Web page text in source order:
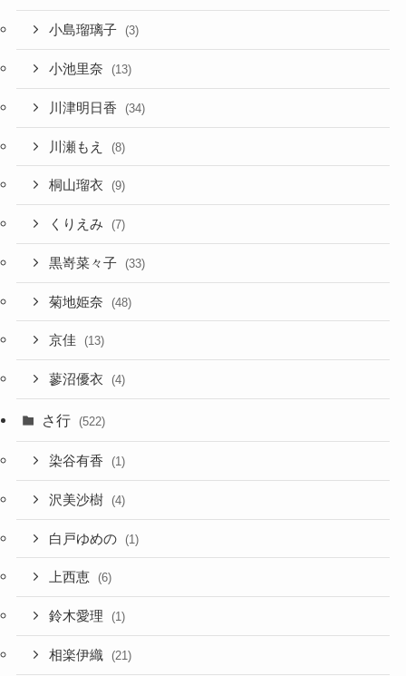
小島瑠璃子 (3)
小池里奈 (13)
川津明日香 (34)
川瀬もえ (8)
桐山瑠衣 (9)
くりえみ (7)
黒嵜菜々子 (33)
菊地姫奈 (48)
京佳 (13)
蓼沼優衣 (4)
さ行 (522)
染谷有香 (1)
沢美沙樹 (4)
白戸ゆめの (1)
上西恵 (6)
鈴木愛理 (1)
相楽伊織 (21)